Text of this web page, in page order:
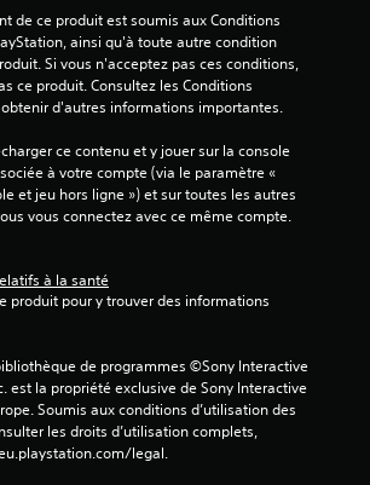
u
r
5
(
2
8
a
de ce produit est soumis aux Conditions
ainsi qu'à toute autre condition
Si vous n'acceptez pas ces conditions,
ce produit. Consultez les Conditions
d'autres informations importantes.
ce contenu et y jouer sur la console
à votre compte (via le paramètre «
et jeu hors ligne ») et sur toutes les autres
vous connectez avec ce même compte.
à la santé
de programmes ©Sony Interactive
est la propriété exclusive de Sony Interactive
Soumis aux conditions d’utilisation des
les droits d’utilisation complets,
legal.